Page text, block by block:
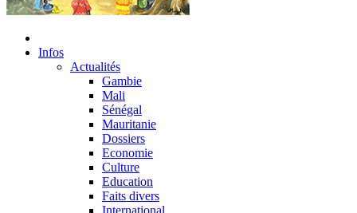
Infos
Actualités
Gambie
Mali
Sénégal
Mauritanie
Dossiers
Economie
Culture
Education
Faits divers